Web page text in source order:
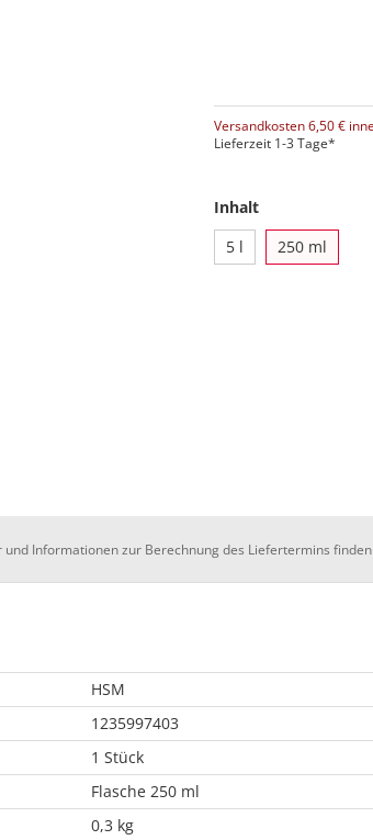
Versandkosten 6,50 €
Lieferzeit 1-3 Tage*
Inhalt
5 l
250 ml
Informationen zur Berechnung des Liefertermins finden
HSM
1235997403
1 Stück
Flasche 250 ml
0,3 kg